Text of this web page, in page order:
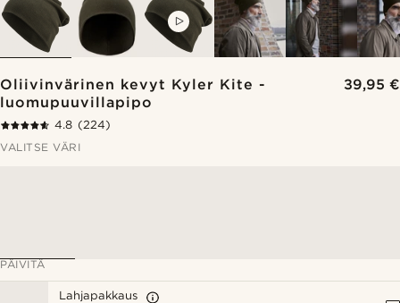
Oliivinvärinen kevyt Kyler Kite -
luomupuuvillapipo
39,95 €
4.8 (224)
VALITSE VÄRI
PÄIVITÄ
Lahjapakkaus